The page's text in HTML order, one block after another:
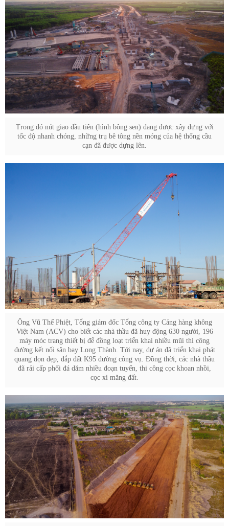
Trong đó nút giao đầu tiên (hình bông sen) đang được xây dựng với
tốc độ nhanh chóng, những trụ bê tông nền móng của hệ thống cầu
cạn đã được dựng lên.
Ông Vũ Thế Phiệt, Tổng giám đốc Tổng công ty Cảng hàng không
Việt Nam (ACV) cho biết các nhà thầu đã huy động 630 người, 196
máy móc trang thiết bị để đồng loạt triển khai nhiều mũi thi công
đường kết nối sân bay Long Thành. Tới nay, dự án đã triển khai phát
quang dọn dẹp, đắp đất K95 đường công vụ. Đồng thời, các nhà thầu
đã rải cấp phối đá dăm nhiều đoạn tuyến, thi công cọc khoan nhồi,
cọc xi măng đất.